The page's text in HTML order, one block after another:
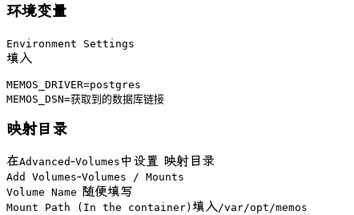
环境变量
Environment Settings
填入
MEMOS_DRIVER=postgres
MEMOS_DSN=获取到的数据库链接
映射目录
在Advanced-Volumes 中设置 映射目录
Add Volumes-Volumes / Mounts
Volume Name 随便填写
Mount Path (In the container) 填入/var/opt/memos